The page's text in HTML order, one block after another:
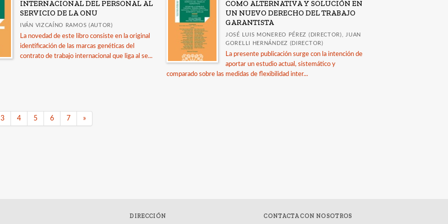
INTERNACIONAL DEL PERSONAL AL
SERVICIO DE LA ONU
IVÁN VIZCAÍNO RAMOS (AUTOR)
La novedad de este libro consiste en la original
identificación de las marcas genéticas del
contrato de trabajo internacional que liga al se...
COMO ALTERNATIVA Y SOLUCIÓN EN
UN NUEVO DERECHO DEL TRABAJO
GARANTISTA
JOSÉ LUIS MONEREO PÉREZ (DIRECTOR), JUAN
GORELLI HERNÁNDEZ (DIRECTOR)
La presente publicación surge con la intención de
aportar un estudio actual, sistemático y
comparado sobre las medidas de flexibilidad inter...
3 4 5 6 7 »
DIRECCIÓN CONTACTA CON NOSOTROS